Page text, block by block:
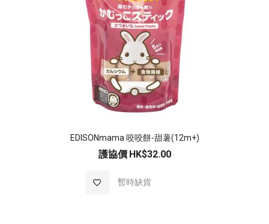
EDISONmama 咬咬餅-甜薯(12m+)
護協價 HK$32.00
暫時缺貨
加入至願望清單